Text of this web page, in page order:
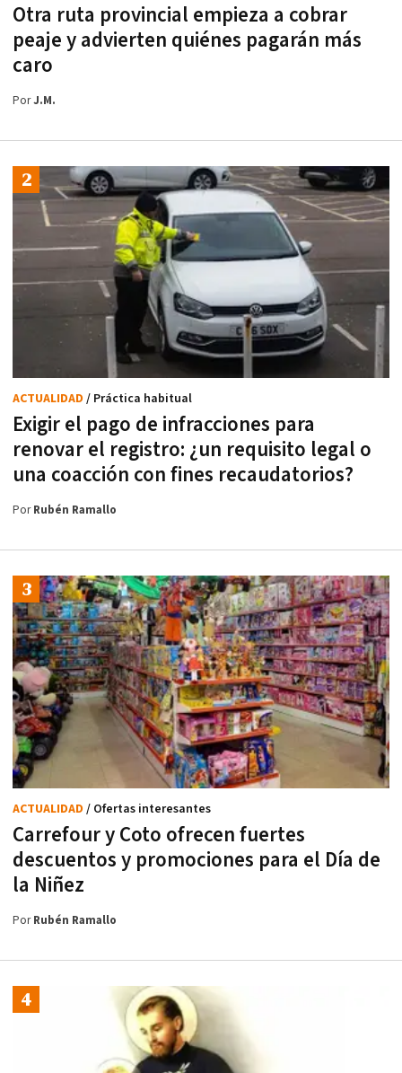
Otra ruta provincial empieza a cobrar
peaje y advierten quiénes pagarán más
caro
PorJ.M.
Exigir el pago de infracciones para
renovar el registro: ¿un requisito legal o
una coacción con fines recaudatorios?
ACTUALIDAD / Práctica habitual
PorRubén Ramallo
Carrefour y Coto ofrecen fuertes
descuentos y promociones para el Día de
la Niñez
ACTUALIDAD / Ofertas interesantes
PorRubén Ramallo